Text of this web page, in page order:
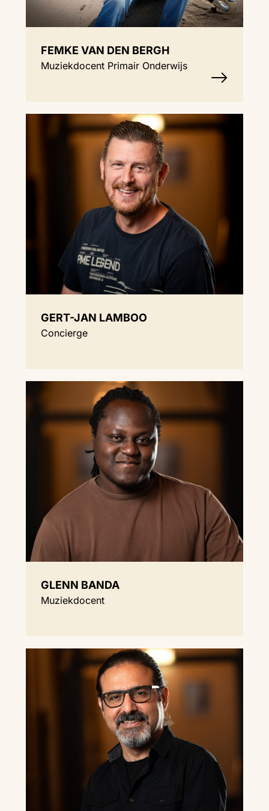
FEMKE VAN DEN BERGH
Muziekdocent Primair Onderwijs
GERT-JAN LAMBOO
Concierge
GLENN BANDA
Muziekdocent